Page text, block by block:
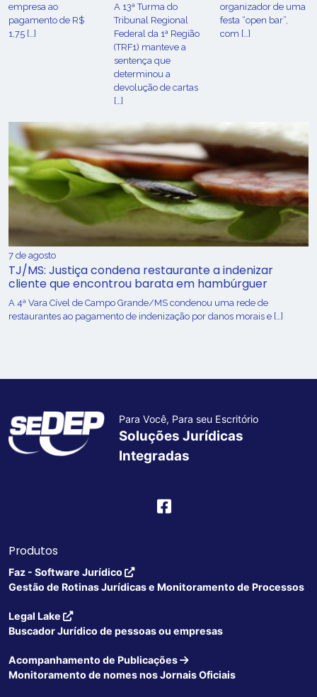
empresa ao
pagamento de R$
1,75 […]
A 13ª Turma do
Tribunal Regional
Federal da 1ª Região
(TRF1) manteve a
sentença que
determinou a
devolução de cartas
[…]
organizador de uma
festa “open bar”,
com […]
7 de agosto
TJ/MS: Justiça condena restaurante a indenizar
cliente que encontrou barata em hambúrguer
A 4ª Vara Cível de Campo Grande/MS condenou uma rede de
restaurantes ao pagamento de indenização por danos morais e […]
Para Você, Para seu Escritório
Soluções Jurídicas
Integradas
Produtos
Faz - Software Jurídico
Gestão de Rotinas Jurídicas e Monitoramento de Processos
Legal Lake
Buscador Jurídico de pessoas ou empresas
Acompanhamento de Publicações
Monitoramento de nomes nos Jornais Oficiais